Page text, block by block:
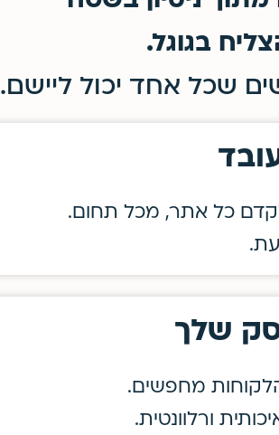
בגוגל.
שכל אחד יכול ליישם.
כל אתר, מכל תחום.
שלך
מחפשים.
ורלוונטית.